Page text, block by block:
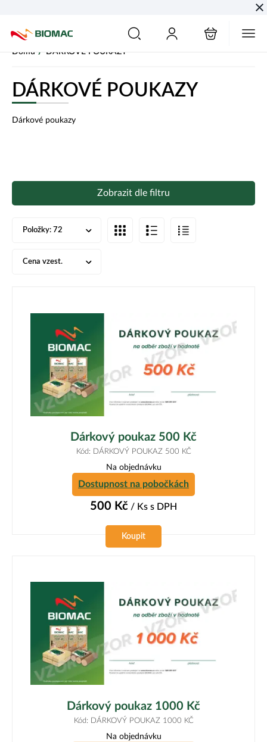
Domů / DÁRKOVÉ POUKAZY
DÁRKOVÉ POUKAZY
Dárkové poukazy
Zobrazit dle filtru
Položky: 72
Cena vzest.
Dárkový poukaz 500 Kč
Kód: DÁRKOVÝ POUKAZ 500 KČ
Na objednávku
Dostupnost na pobočkách
500 Kč / Ks s DPH
Koupit
Dárkový poukaz 1000 Kč
Kód: DÁRKOVÝ POUKAZ 1000 KČ
Na objednávku